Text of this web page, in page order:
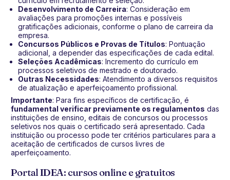
Desenvolvimento de Carreira: Consideração em
avaliações para promoções internas e possíveis
gratificações adicionais, conforme o plano de carreira da
empresa.
Concursos Públicos e Provas de Títulos: Pontuação
adicional, a depender das especificações de cada edital.
Seleções Acadêmicas: Incremento do currículo em
processos seletivos de mestrado e doutorado.
Outras Necessidades: Atendimento a diversos requisitos
de atualização e aperfeiçoamento profissional.
Importante: Para fins específicos de certificação, é
fundamental verificar previamente os regulamentos das
instituições de ensino, editais de concursos ou processos
seletivos nos quais o certificado será apresentado. Cada
instituição ou processo pode ter critérios particulares para a
aceitação de certificados de cursos livres de
aperfeiçoamento.
Portal IDEA: cursos online e gratuitos